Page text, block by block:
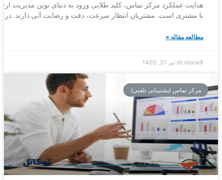
هدایت عملکرد مرکز تماس، کلید طلایی ورود به دنیای نوین مدیریت
با مشتری است. مشتریان انتظار سرعت، دقت و رضایت آنی دارند. در
مطالعه مقاله »
sh moradi تیر 31, 1405
مرکز تماس (پشتیبانی تلفنی)